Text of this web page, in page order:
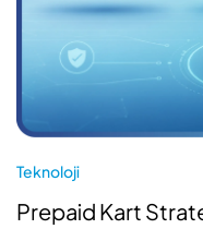
Teknoloji
Prepaid Kart